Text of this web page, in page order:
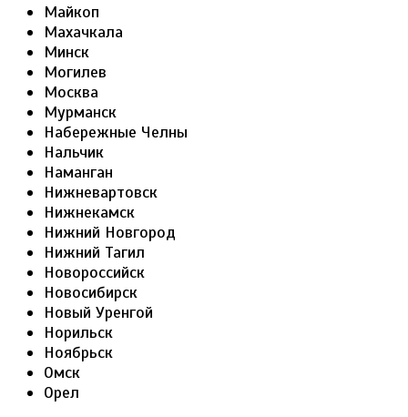
Майкоп
Махачкала
Минск
Могилев
Москва
Мурманск
Набережные Челны
Нальчик
Наманган
Нижневартовск
Нижнекамск
Нижний Новгород
Нижний Тагил
Новороссийск
Новосибирск
Новый Уренгой
Норильск
Ноябрьск
Омск
Орел